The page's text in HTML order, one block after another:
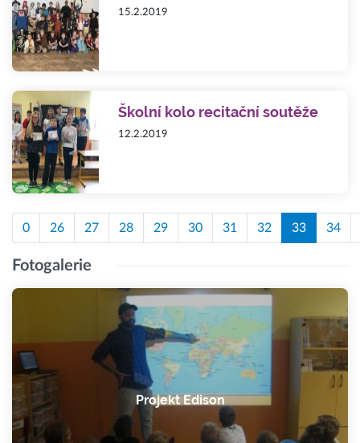
15.2.2019
Školní kolo recitační soutěže
12.2.2019
0 26 27 28 29 30 31 32 33 34
Fotogalerie
Projekt Edison